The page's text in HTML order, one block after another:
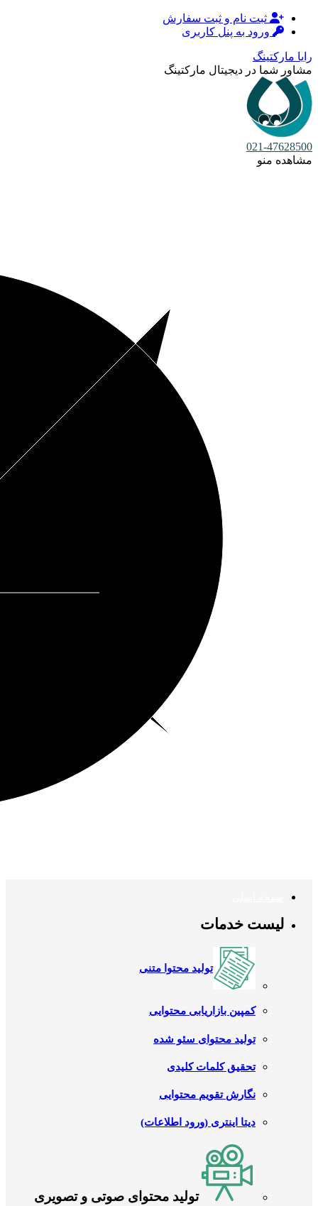
ثبت نام و ثبت سفارش
ورود به پنل کاربری
رایا مارکتینگ
مشاور شما در دیجیتال مارکتینگ
021-47628500
مشاهده منو
لیست خدمات
تولید محتوا متنی
کمپین بازاریابی محتوایی
تولید محتوای سئو شده
تحقیق کلمات کلیدی
نگارش تقویم محتوایی
دیتا اینتری (ورود اطلاعات)
تولید محتوای صوتی و تصویری